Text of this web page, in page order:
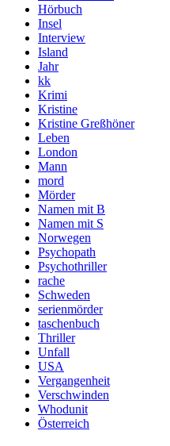
Hörbuch
Insel
Interview
Island
Jahr
kk
Krimi
Kristine
Kristine Greßhöner
Leben
London
Mann
mord
Mörder
Namen mit B
Namen mit S
Norwegen
Psychopath
Psychothriller
rache
Schweden
serienmörder
taschenbuch
Thriller
Unfall
USA
Vergangenheit
Verschwinden
Whodunit
Österreich